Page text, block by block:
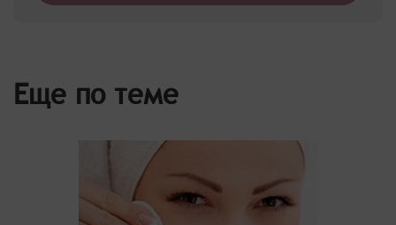
Еще по теме